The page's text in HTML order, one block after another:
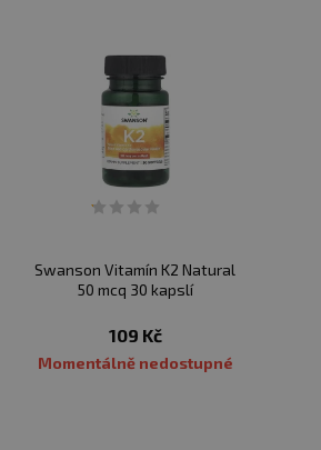
Swanson Vitamín K2 Natural
50 mcq 30 kapslí
109 Kč
Momentálně nedostupné